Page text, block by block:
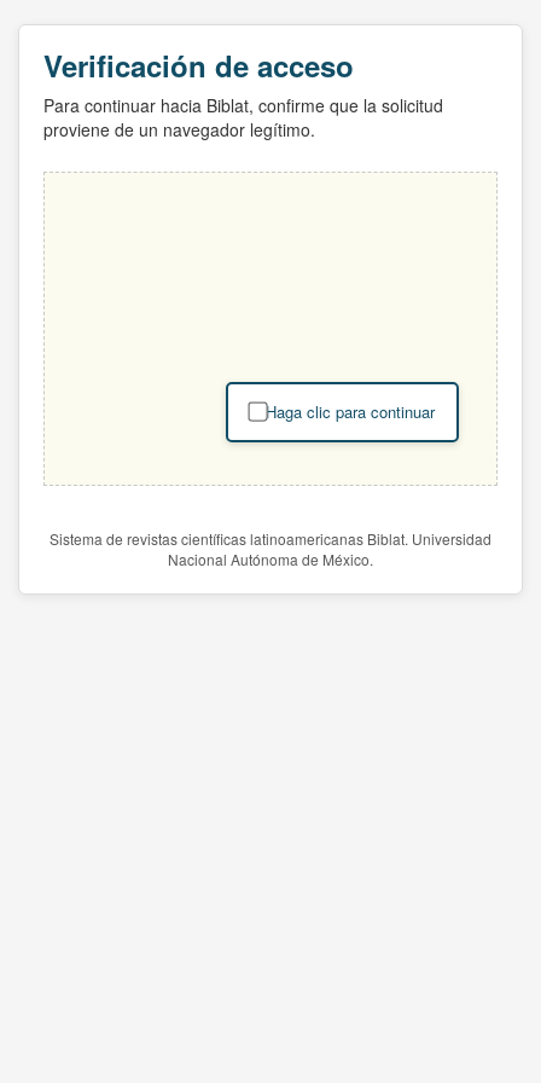
Verificación de acceso
Para continuar hacia Biblat, confirme que la solicitud
proviene de un navegador legítimo.
Haga clic para continuar
Sistema de revistas científicas latinoamericanas Biblat. Universidad
Nacional Autónoma de México.